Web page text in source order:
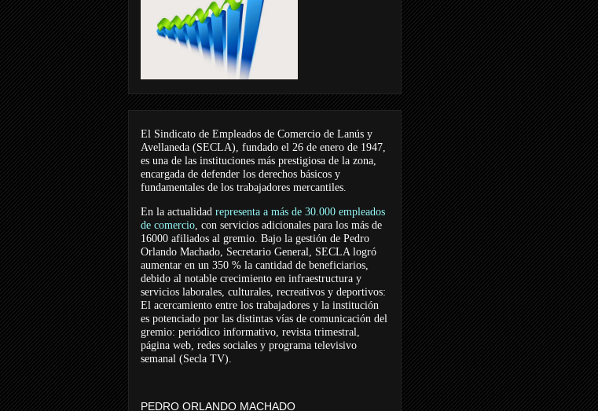
El Sindicato de Empleados de Comercio de Lanús y
Avellaneda (SECLA), fundado el 26 de enero de 1947,
es una de las instituciones más prestigiosa de la zona,
encargada de defender los derechos básicos y
fundamentales de los trabajadores mercantiles.
En la actualidad representa a más de 30.000 empleados
de comercio, con servicios adicionales para los más de
16000 afiliados al gremio. Bajo la gestión de Pedro
Orlando Machado, Secretario General, SECLA logró
aumentar en un 350 % la cantidad de beneficiarios,
debido al notable crecimiento en infraestructura y
servicios laborales, culturales, recreativos y deportivos:
El acercamiento entre los trabajadores y la institución
es potenciado por las distintas vías de comunicación del
gremio: periódico informativo, revista trimestral,
página web, redes sociales y programa televisivo
semanal (Secla TV).
PEDRO ORLANDO MACHADO